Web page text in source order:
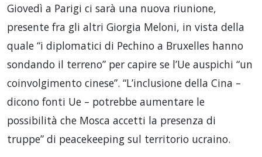
Giovedì a Parigi ci sarà una nuova riunione,
presente fra gli altri Giorgia Meloni, in vista della
quale “i diplomatici di Pechino a Bruxelles hanno
sondando il terreno” per capire se l’Ue auspichi “un
coinvolgimento cinese”. “L’inclusione della Cina –
dicono fonti Ue – potrebbe aumentare le
possibilità che Mosca accetti la presenza di
truppe” di peacekeeping sul territorio ucraino.